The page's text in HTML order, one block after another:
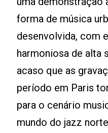
forma de música
desenvolvida, com
harmoniosa de alta
acaso que as
período em Paris
para o cenário
mundo do jazz